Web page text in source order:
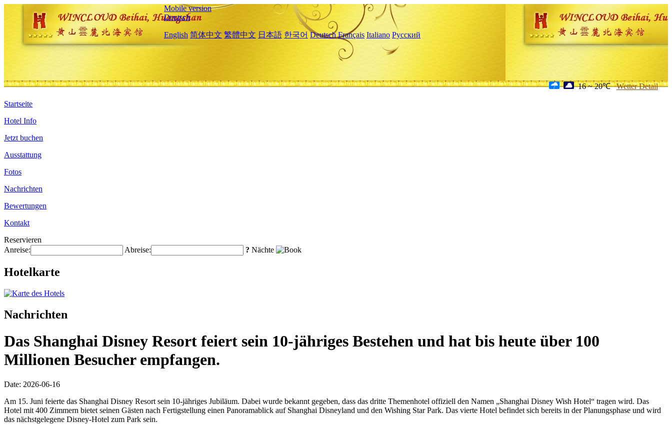
Mobile version
Deutsch
English 简体中文 繁體中文 日本語 한국어 Deutsch Français Italiano Русский
16 ~ 20℃ Wetter Detail
Startseite
Hotel Info
Jetzt buchen
Ausstattung
Fotos
Nachrichten
Bewertungen
Kontakt
Reservieren
Anreise:
Abreise: ? Nächte
Hotelkarte
Nachrichten
Das Shanghai Disney Resort feiert sein 10-jähriges Bestehen und hat bis heute über 100
Millionen Besucher empfangen.
Date: 2026-06-16
Am 15. Juni feierte das Shanghai Disney Resort sein 10-jähriges Jubiläum. Dabei wurde bekannt gegeben, dass das dritte Themenhotel offiziell den Namen „Shanghai Disney Wish Hotel“ tragen wird. Das
Hotel mit 400 Zimmern bietet seinen Gästen nach Fertigstellung einen Panoramablick auf Shanghai Disneyland und den Wishing Star Park. Das vierte Hotel befindet sich bereits in der Planungsphase und wird
das nächstgelegene Disney-Hotel zum Park sein.